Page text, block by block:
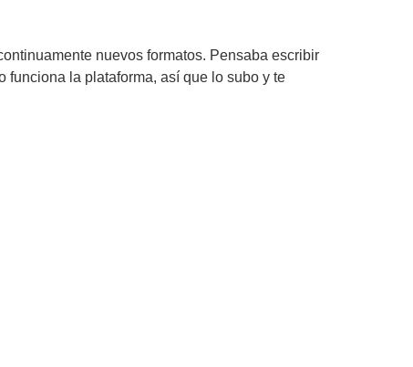
nuevos formatos. Pensaba escribir
funciona la plataforma, así que lo subo y te